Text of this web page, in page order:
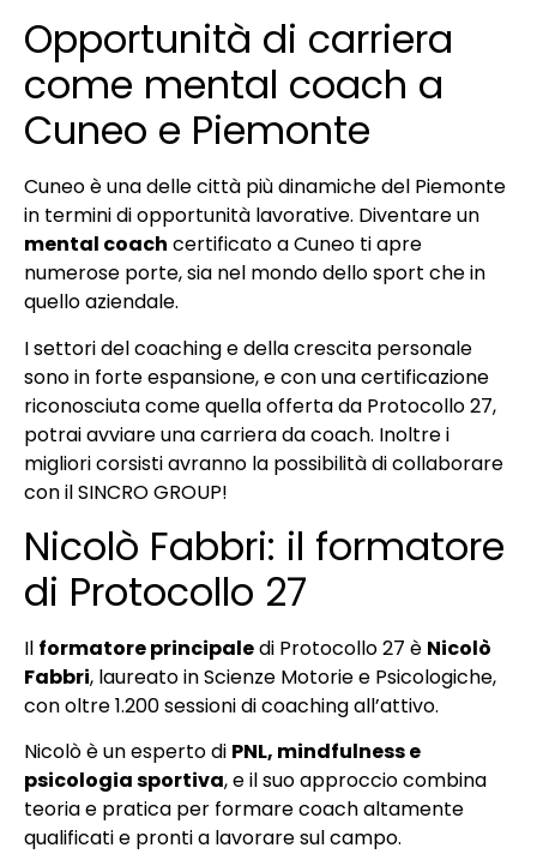
Opportunità di carriera
come mental coach a
Cuneo e Piemonte
Cuneo è una delle città più dinamiche del Piemonte
in termini di opportunità lavorative. Diventare un
mental coach certificato a Cuneo ti apre
numerose porte, sia nel mondo dello sport che in
quello aziendale.
I settori del coaching e della crescita personale
sono in forte espansione, e con una certificazione
riconosciuta come quella offerta da Protocollo 27,
potrai avviare una carriera da coach. Inoltre i
migliori corsisti avranno la possibilità di collaborare
con il SINCRO GROUP!
Nicolò Fabbri: il formatore
di Protocollo 27
Il formatore principaledi Protocollo 27 è Nicolò
Fabbri, laureato in Scienze Motorie e Psicologiche,
con oltre 1.200 sessioni di coaching all’attivo.
Nicolò è un esperto di PNL, mindfulness e
psicologia sportiva, e il suo approccio combina
teoria e pratica per formare coach altamente
qualificati e pronti a lavorare sul campo.